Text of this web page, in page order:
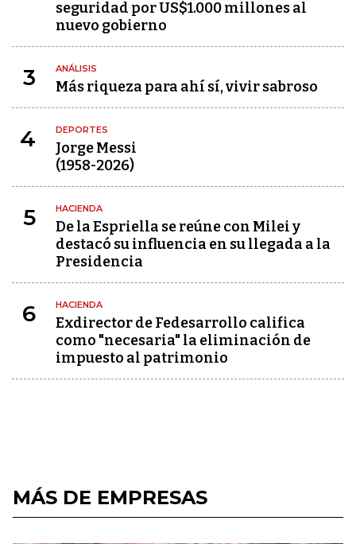
seguridad por US$1.000 millones al
nuevo gobierno
3 ANÁLISIS
Más riqueza para ahí sí, vivir sabroso
4 DEPORTES
Jorge Messi
(1958-2026)
5 HACIENDA
De la Espriella se reúne con Milei y
destacó su influencia en su llegada a la
Presidencia
6 HACIENDA
Exdirector de Fedesarrollo califica
como "necesaria" la eliminación de
impuesto al patrimonio
MÁS DE EMPRESAS